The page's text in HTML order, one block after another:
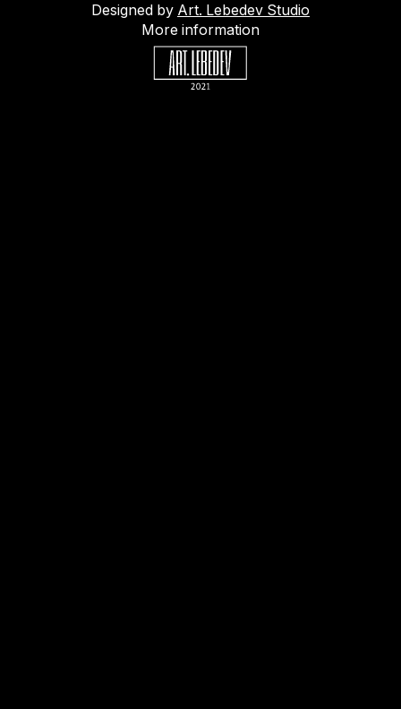
Designed by Art. Lebedev Studio
More information